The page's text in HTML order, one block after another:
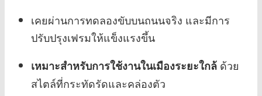
เคยผ่านการทดลองขับบนถนนจริง และมีการ
ปรับปรุงเฟรมให้แข็งแรงขึ้น
เหมาะสำหรับการใช้งานในเมืองระยะใกล้ ด้วย
สไตล์ที่กระทัดรัดและคล่องตัว